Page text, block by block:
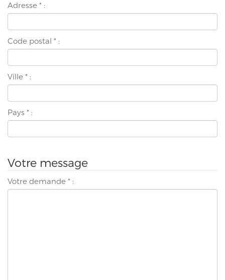
Adresse * :
Code postal * :
Ville * :
Pays * :
Votre message
Votre demande * :